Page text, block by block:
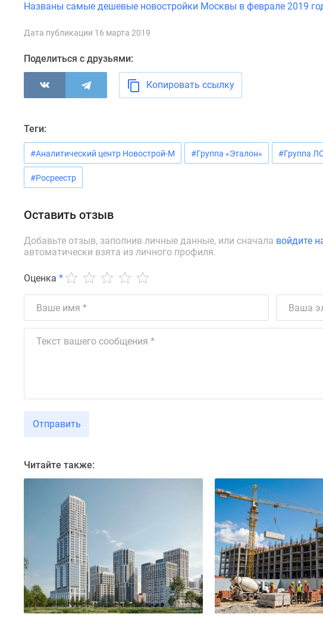
ипотека
Медиа
рынка
Экспертиза
новостроек
Эксперты
проекте
Реклама
Апартаменты
#траншевая
Квартиры
скидками
новостроек
Субсидированная
Москве
Программа
реновации
Москве
Названы самые дешевые новостройки Москвы в феврале 2019
Дата публикации 16 марта 2019
Поделиться с друзьями:
Копировать ссылку
Теги:
#Аналитический центр Новострой-М #Группа «Эталон» #Группа
#Росреестр
Оставить отзыв
Добавьте отзыв, заполнив личные данные, или сначала войдите
автоматически взята из личного профиля.
Оценка *
Отправить
Читайте также: